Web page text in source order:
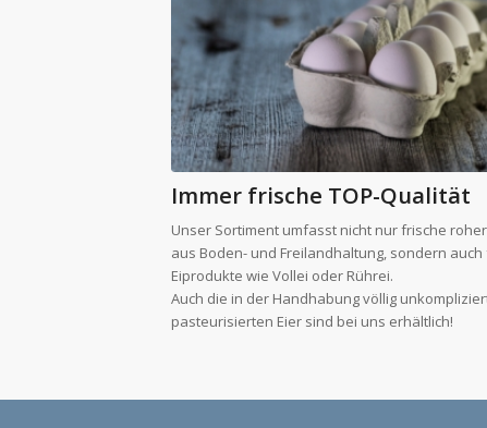
Immer frische TOP-Qualität
Unser Sortiment umfasst nicht nur frische
aus Boden- und Freilandhaltung, sondern auch
Eiprodukte wie Vollei oder Rührei.
Auch die in der Handhabung völlig
pasteurisierten Eier sind bei uns erhältlich!